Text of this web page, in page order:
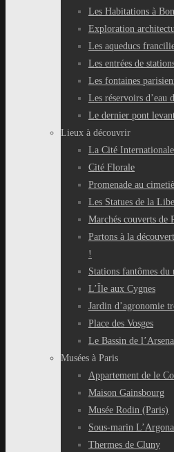
Les Habitations à
Exploration
Les aqueducs
Les entrées de
Les fontaines
Les réservoirs d’eau
Le dernier pont
Lieux à découvrir
La Cité
Cité Florale
Promenade au
Les Statues de la
Marchés couverts de
Partons à la
!
Stations fantômes du
L’Île aux Cygnes
Jardin d’agronomie
Place des Vosges
Le Bassin de
Musées à Paris
Appartement de le
Maison Gainsbourg
Musée Rodin (Paris)
Sous-marin
Thermes de Cluny